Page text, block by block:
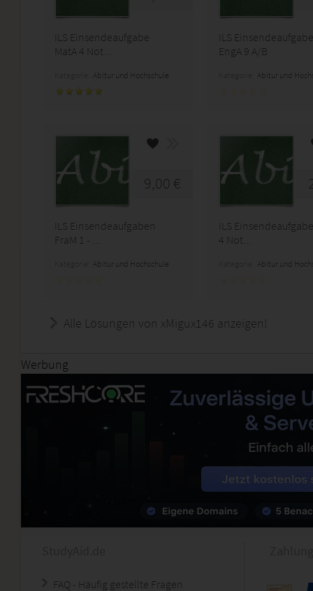
ILS Einsendeaufgabe
MatA 4 Not...
Abitur und Hochschule
ILS Einsendeaufgabe
EngA 9 A/B
Abitur und
9,00 €
ILS Einsendeaufgaben
FraM 1 - ...
Abitur und Hochschule
ILS
4 Not...
Abitur und
Alle Lösungen von xMigux146 anzeigen!
Werbung
FAQ - Häufig gestellte Fragen